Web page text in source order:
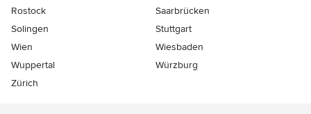
Rostock
Saarbrücken
Solingen
Stuttgart
Wien
Wiesbaden
Wuppertal
Würzburg
Zürich